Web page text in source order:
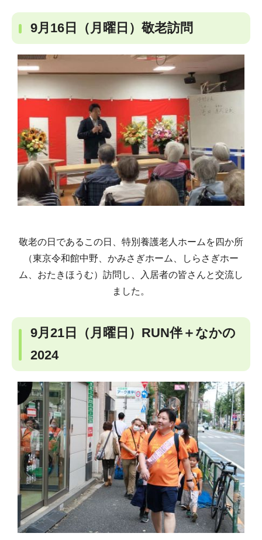
9月16日（月曜日）敬老訪問
敬老の日であるこの日、特別養護老人ホームを四か所
（東京令和館中野、かみさぎホーム、しらさぎホー
ム、おたきほうむ）訪問し、入居者の皆さんと交流し
ました。
9月21日（月曜日）RUN伴＋なかの
2024